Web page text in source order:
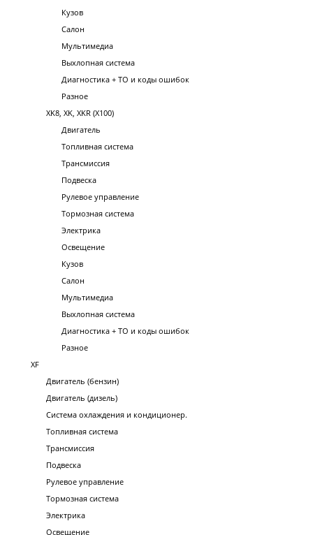
Кузов
Салон
Мультимедиа
Выхлопная система
Диагностика + ТО и коды ошибок
Разное
XK8, XK, XKR (X100)
Двигатель
Топливная система
Трансмиссия
Подвеска
Рулевое управление
Тормозная система
Электрика
Освещение
Кузов
Салон
Мультимедиа
Выхлопная система
Диагностика + ТО и коды ошибок
Разное
XF
Двигатель (бензин)
Двигатель (дизель)
Система охлаждения и кондиционер.
Топливная система
Трансмиссия
Подвеска
Рулевое управление
Тормозная система
Электрика
Освещение